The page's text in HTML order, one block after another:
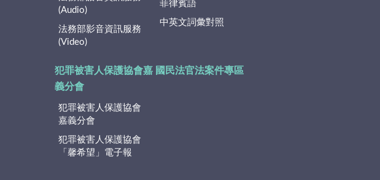
(Audio)
法務部影音資訊服務
(Video)
菲律賓語
中英文詞彙對照
犯罪被害人保護協會嘉
義分會
犯罪被害人保護協會
嘉義分會
犯罪被害人保護協會
「馨希望」電子報
國民法官法案件專區